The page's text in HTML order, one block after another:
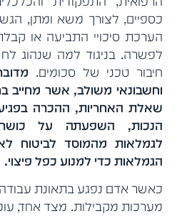
כספיים, לצורך משא ומתן,
הערכת סיכויי התביעה או
לפשרה. בניגוד למה שנהוג
חיבור טכני של סכומים.
וחשבונאי משולב, אשר מחייב
שאלת האחריות, ההכרה
הנכות, השפעתה על
לגמלאות מהמוסד לביטוח
הגמלאות כדי למנוע כפל פיצוי.
כאשר אדם נפגע בתאונת
מערכות מקבילות. מצד אחד,